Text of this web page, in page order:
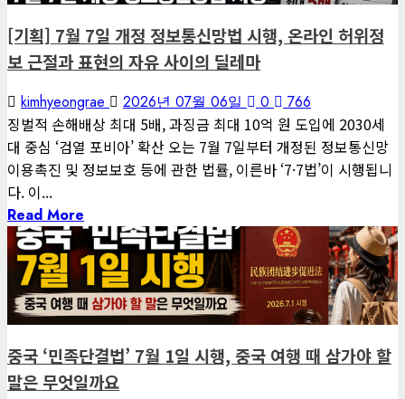
[기획] 7월 7일 개정 정보통신망법 시행, 온라인 허위정
보 근절과 표현의 자유 사이의 딜레마
kimhyeongrae 2026년 07월 06일 0 766
징벌적 손해배상 최대 5배, 과징금 최대 10억 원 도입에 2030세
대 중심 ‘검열 포비아’ 확산 오는 7월 7일부터 개정된 정보통신망
이용촉진 및 정보보호 등에 관한 법률, 이른바 ‘7·7법’이 시행됩니
다. 이...
Read More
1 minute read
게재된 글
글로벌 트렌드
중국 ‘민족단결법’ 7월 1일 시행, 중국 여행 때 삼가야 할
말은 무엇일까요